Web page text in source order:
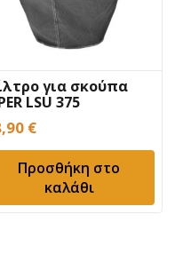
για σκούπα
LSU 375
€
Προσθήκη στο
καλάθι